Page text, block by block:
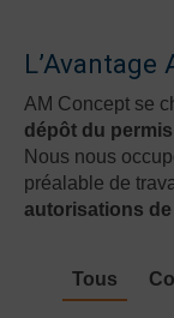
L’Avantage
AM Concept se
dépôt du
Nous nous
préalable de
autorisations
Tous